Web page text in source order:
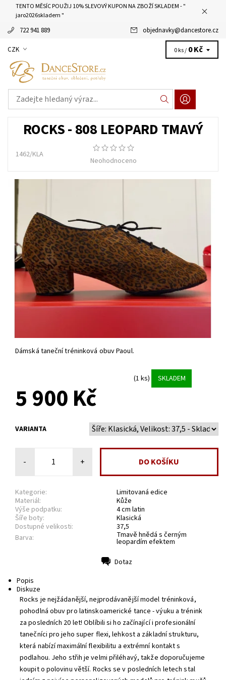
TENTO MĚSÍC POUŽIJ 10% SLEVOVÝ KUPON NA ZBOŽÍ SKLADEM - "
jaro2026skladem "
722 941 889 objednavky@dancestore.cz
CZK 0 ks / 0 Kč
ROCKS - 808 LEOPARD TMAVÝ
1462/KLA
Neohodnoceno
Dámská taneční tréninková obuv Paoul.
(1 ks) SKLADEM
5 900 Kč
VARIANTA
- +
Kategorie:
Limitovaná edice
Materiál:
Kůže
Výše podpatku:
4 cm latin
Šíře boty:
Klasická
Dostupné velikosti:
37,5
Barva:
Tmavě hnědá s černým
leopardím efektem
Dotaz
Popis
Diskuze
Rocks je nejžádanější, nejprodávanější model tréninková,
pohodlná obuv pro latinskoamerické tance - výuku a trénink
za posledních 20 let!Oblíbili si ho začínající i profesionální
tanečníci pro jeho super flexi, lehkost a základní strukturu,
která nabízí maximální flexibilitu a extrémní kontakt s
podlahou. Jeho střih je velmi přiléhavý, takže doporučujeme
koupit o polovinu větší. Rocks se v posledních letech stal